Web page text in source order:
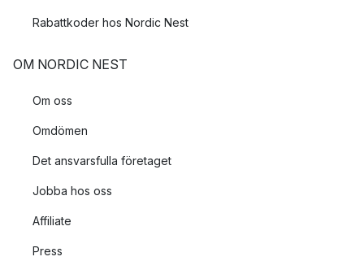
Rabattkoder hos Nordic Nest
OM NORDIC NEST
Om oss
Omdömen
Det ansvarsfulla företaget
Jobba hos oss
Affiliate
Press